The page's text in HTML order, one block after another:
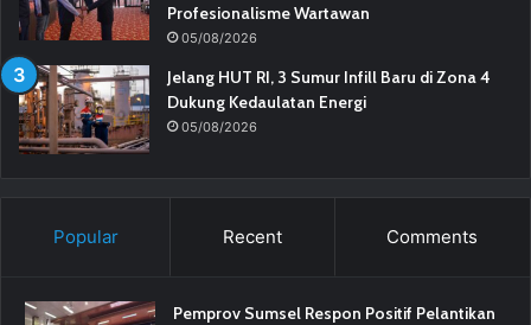
Profesionalisme Wartawan
05/08/2026
Jelang HUT RI, 3 Sumur Infill Baru di Zona 4
Dukung Kedaulatan Energi
05/08/2026
Popular Recent Comments
Pemprov Sumsel Respon Positif Pelantikan